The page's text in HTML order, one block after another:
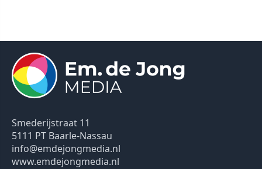
Smederijstraat 11
5111 PT Baarle-Nassau
info@emdejongmedia.nl
www.emdejongmedia.nl